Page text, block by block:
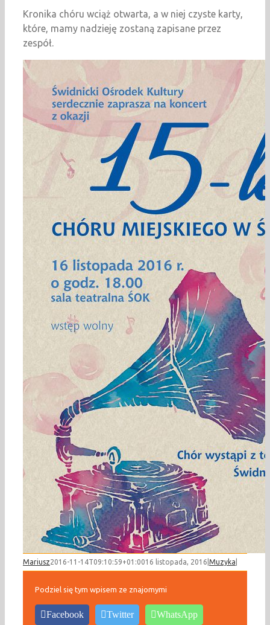
Kronika chóru wciąż otwarta, a w niej czyste karty,
które, mamy nadzieję zostaną zapisane przez
zespół.
Mariusz2016-11-14T09:10:59+01:0016 listopada, 2016 Muzyka
Podziel się tym wpisem ze znajomymi
Facebook Twitter WhatsApp